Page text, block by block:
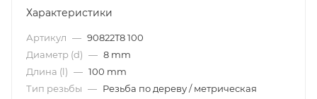
Характеристики
Артикул — 90822T8 100
Диаметр (d) — 8 mm
Длина (l) — 100 mm
Тип резьбы — Резьба по дереву / метрическая